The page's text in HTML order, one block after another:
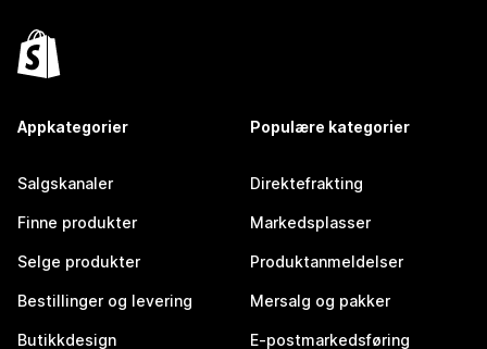
Appkategorier
Salgskanaler
Finne produkter
Selge produkter
Bestillinger og levering
Butikkdesign
Populære kategorier
Direktefrakting
Markedsplasser
Produktanmeldelser
Mersalg og pakker
E-postmarkedsføring